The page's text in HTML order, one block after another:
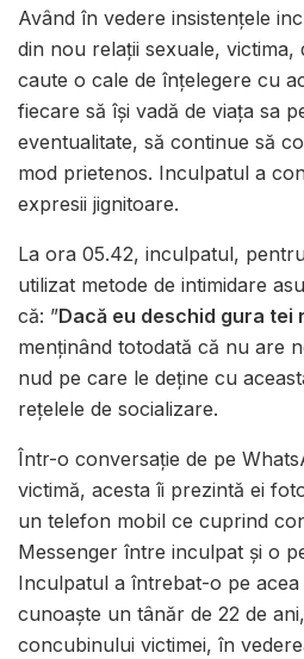
Având în vedere insistențele
din nou relații sexuale,
caute o cale de înțelegere cu
fiecare să își vadă de viața sa
eventualitate, să continue să
mod prietenos. Inculpatul a
expresii jignitoare.
La ora 05.42, inculpatul,
utilizat metode de intimidare
că: ”Dacă eu deschid gura tei
menținând totodată că nu are
nud pe care le deține cu
rețelele de socializare.
Într-o conversație de pe
victimă, acesta îi prezintă ei
un telefon mobil ce cuprind
Messenger între inculpat și o
Inculpatul a întrebat-o pe acea
cunoaște un tânăr de 22 de
concubinului victimei, în